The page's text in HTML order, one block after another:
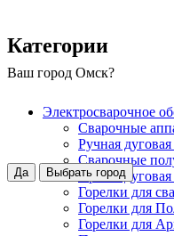
Ваш город Омск?
Да Выбрать город
Категории
Электросварочное
Сварочные
Ручная дуговая
Сварочные
Аргонодуговая
Горелки для
Горелки для
Горелки для